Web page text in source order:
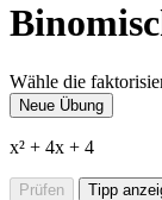
Wähle die
Neue Übung
x² + 4x + 4
Prüfen Tipp